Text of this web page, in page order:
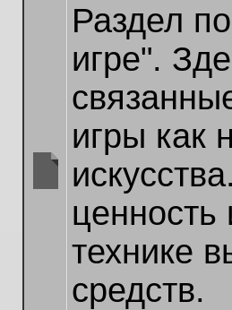
Раздел
игре".
игры как
технике
средств.